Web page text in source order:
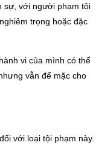
sự, với người phạm tội
trọng hoặc đặc
vi của mình có thể
vẫn để mặc cho
với loại tội phạm này.